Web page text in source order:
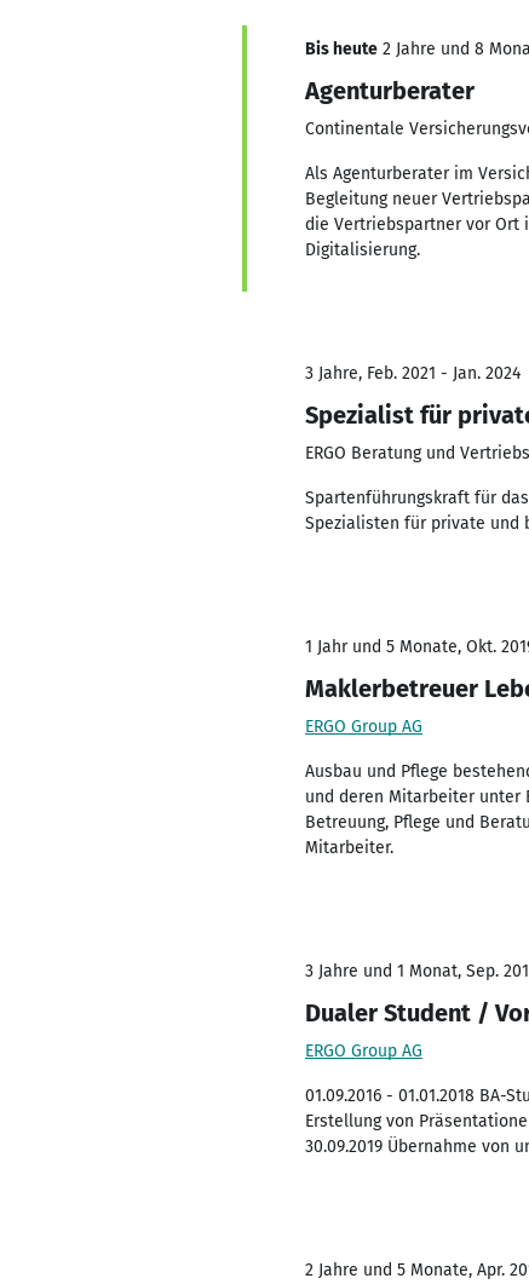
Bis heute 2 Jahre und 8
Agenturberater
Continentale
Als Agenturberater im
Begleitung neuer
die Vertriebspartner vor Ort
Digitalisierung.
3 Jahre, Feb. 2021 - Jan. 2024
Spezialist für
ERGO Beratung und
Spartenführungskraft für
Spezialisten für private und
1 Jahr und 5 Monate, Okt.
Maklerbetreuer
ERGO Group AG
Ausbau und Pflege
und deren Mitarbeiter unter
Betreuung, Pflege und
Mitarbeiter.
3 Jahre und 1 Monat, Sep.
Dualer Student /
ERGO Group AG
01.09.2016 - 01.01.2018
Erstellung von
30.09.2019 Übernahme von
2 Jahre und 5 Monate, Apr.